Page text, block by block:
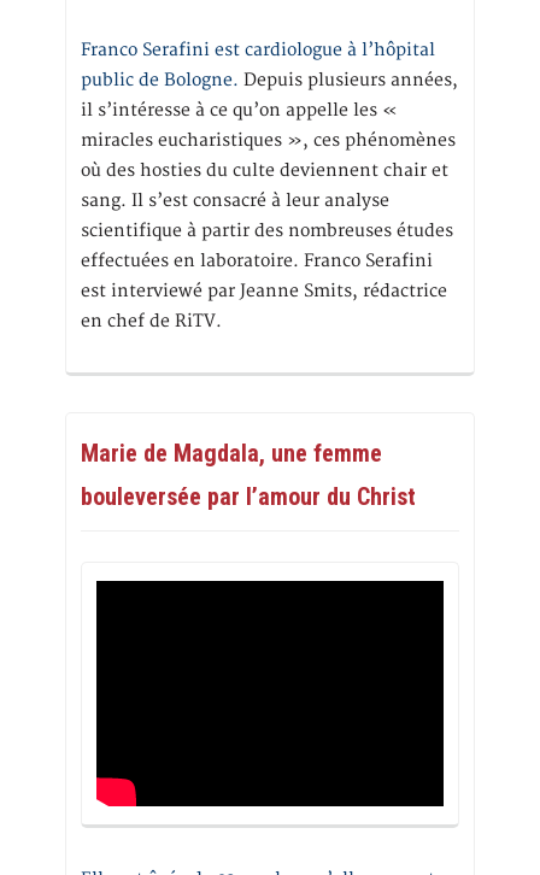
Franco Serafini est cardiologue à l’hôpital
public de Bologne. Depuis plusieurs années,
il s’intéresse à ce qu’on appelle les «
miracles eucharistiques », ces phénomènes
où des hosties du culte deviennent chair et
sang. Il s’est consacré à leur analyse
scientifique à partir des nombreuses études
effectuées en laboratoire. Franco Serafini
est interviewé par Jeanne Smits, rédactrice
en chef de RiTV.
Marie de Magdala, une femme
bouleversée par l’amour du Christ